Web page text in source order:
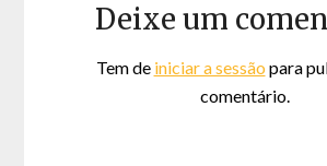
Deixe um
Tem de iniciar a sessão para
comentário.